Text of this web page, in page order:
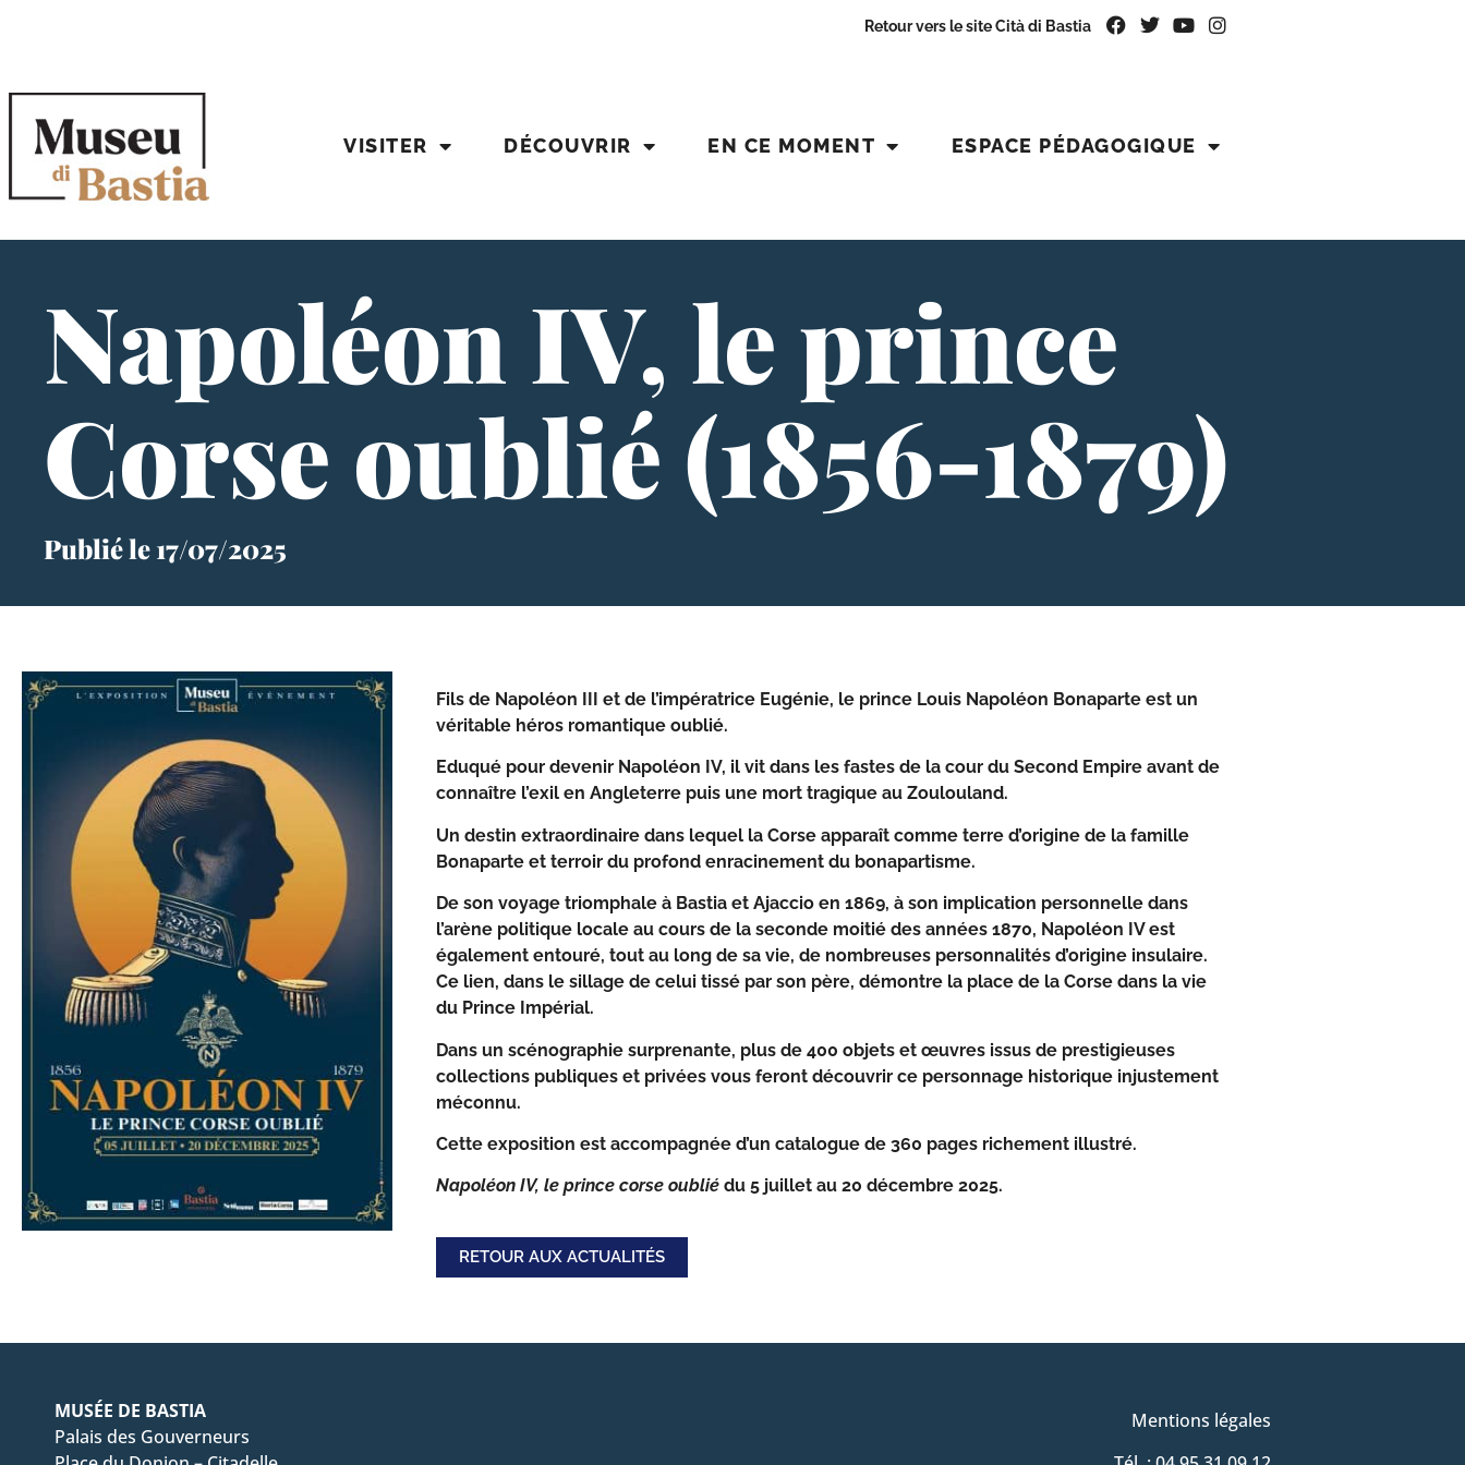
Retour vers le site Cità di Bastia
VISITER DÉCOUVRIR EN CE MOMENT ESPACE PÉDAGOGIQUE
Napoléon IV, le prince
Corse oublié (1856-1879)
Publié le17/07/2025
Fils de Napoléon III et de l’impératrice Eugénie, le prince Louis Napoléon Bonaparte est un
véritable héros romantique oublié.
Eduqué pour devenir Napoléon IV, il vit dans les fastes de la cour du Second Empire avant de
connaître l’exil en Angleterre puis une mort tragique au Zoulouland.
Un destin extraordinaire dans lequel la Corse apparaît comme terre d’origine de la famille
Bonaparte et terroir du profond enracinement du bonapartisme.
De son voyage triomphale à Bastia et Ajaccio en 1869, à son implication personnelle dans
l’arène politique locale au cours de la seconde moitié des années 1870, Napoléon IV est
également entouré, tout au long de sa vie, de nombreuses personnalités d’origine insulaire.
Ce lien, dans le sillage de celui tissé par son père, démontre la place de la Corse dans la vie
du Prince Impérial.
Dans un scénographie surprenante, plus de 400 objets et œuvres issus de prestigieuses
collections publiques et privées vous feront découvrir ce personnage historique injustement
méconnu.
Cette exposition est accompagnée d’un catalogue de 360 pages richement illustré.
Napoléon IV, le prince corse oublié du 5 juillet au 20 décembre 2025.
RETOUR AUX ACTUALITÉS
MUSÉE DE BASTIA
Palais des Gouverneurs
Mentions légales